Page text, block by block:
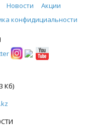
Новости
Акции
конфидициальности
Кб)